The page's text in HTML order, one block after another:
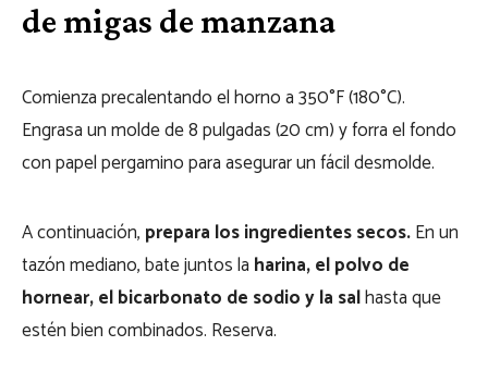
de migas de manzana
Comienza precalentando el horno a 350°F (180°C).
Engrasa un molde de 8 pulgadas (20 cm) y forra el fondo
con papel pergamino para asegurar un fácil desmolde.
A continuación, prepara los ingredientes secos.En un
tazón mediano, bate juntos la harina, el polvo de
hornear, el bicarbonato de sodio y la salhasta que
estén bien combinados. Reserva.